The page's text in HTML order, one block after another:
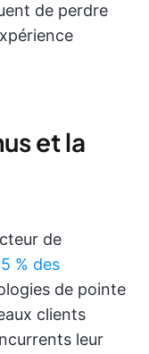
de perdre
et la
de
% des
de pointe
clients
leur